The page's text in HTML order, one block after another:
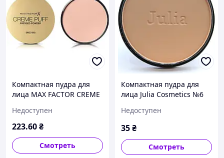
Компактная пудра для
лица MAX FACTOR CREME
Недоступен
223.60₴
Смотреть
Компактная пудра для
лица Julia Cosmetics №6
Недоступен
35₴
Смотреть